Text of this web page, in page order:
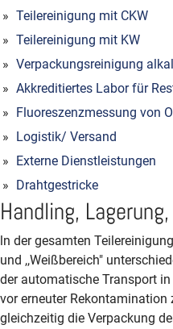
Teilereinigung mit CKW
Teilereinigung mit KW
Verpackungsreinigung
Akkreditiertes Labor für
Fluoreszenzmessung von
Logistik/ Versand
Externe Dienstleistungen
Drahtgestricke
Handling,
ln der gesamten
und ,,Weißbereich"
der automatische Transport
vor erneuter Rekontamination
gleichzeitig die Verpackung